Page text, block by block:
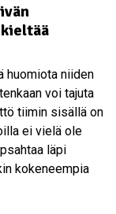
kieltää
huomiota niiden
voi tajuta
tiimin sisällä on
ei vielä ole
läpi
kokeneempia